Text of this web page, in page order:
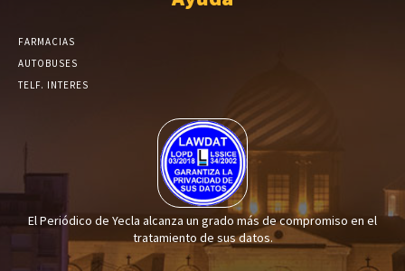
FARMACIAS
AUTOBUSES
TELF. INTERES
El Periódico de Yecla alcanza un grado más de compromiso en el
tratamiento de sus datos.